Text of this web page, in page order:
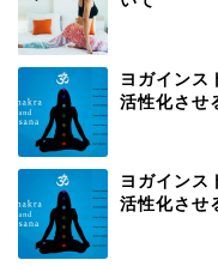
ヨガインス
活性化させ
ヨガインス
活性化させ